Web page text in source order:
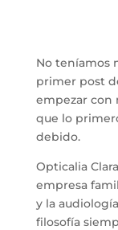
No teníamos
primer post
empezar con
que lo
debido.
Opticalia
empresa
y la
filosofía